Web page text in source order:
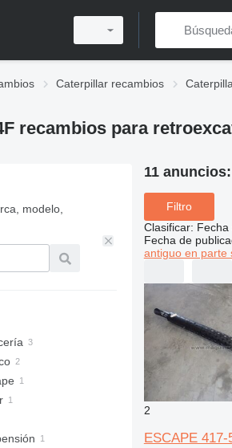
Caterpillar recambios
recambios para
modelo,
carrocería
11 anuncios:
Filtro
Clasificar: Fecha
Fecha de
antiguo en parte
2
ESCAPE